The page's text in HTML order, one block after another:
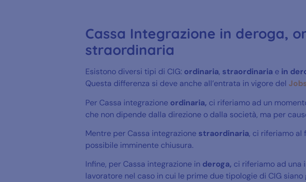
Cassa Integrazione in deroga,
straordinaria
Esistono diversi tipi di CIG: ordinaria, straordinaria e in
Questa differenza si deve anche all’entrata in vigore del
Per Cassa integrazione ordinaria, ci riferiamo ad un
che non dipende dalla direzione o dalla società, ma per
Mentre per Cassa integrazione straordinaria, ci riferiamo al
possibile imminente chiusura.
Infine, per Cassa integrazione in deroga, ci riferiamo ad una
lavoratore nel caso in cui le prime due tipologie di CIG siano